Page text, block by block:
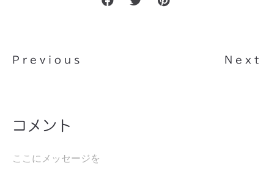
Previous Next
コメント